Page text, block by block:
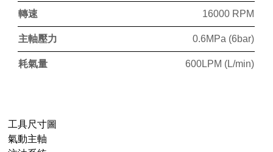
轉速 16000 RPM
主軸壓力 0.6MPa (6bar)
耗氣量 600LPM (L/min)
工具尺寸圖
氣動主軸